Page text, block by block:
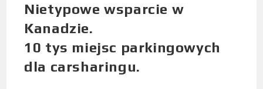
Nietypowe wsparcie w
Kanadzie.
10 tys miejsc parkingowych
dla carsharingu.